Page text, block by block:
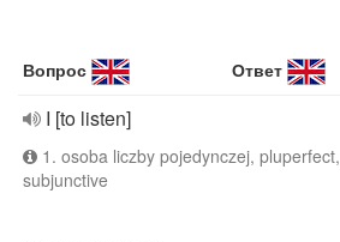
Вопрос Ответ
I [to listen]
1. osoba liczby pojedynczej, pluperfect,
subjunctive